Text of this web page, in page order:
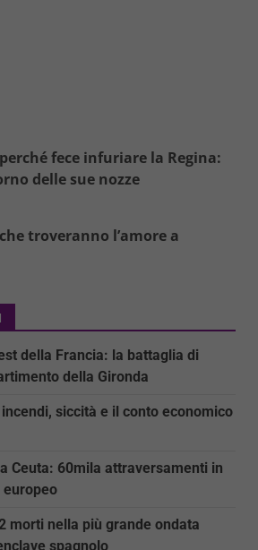
fece infuriare la Regina:
delle sue nozze
troveranno l’amore a
della Francia: la battaglia di
della Gironda
siccità e il conto economico
Ceuta: 60mila attraversamenti in
europeo
morti nella più grande ondata
spagnolo